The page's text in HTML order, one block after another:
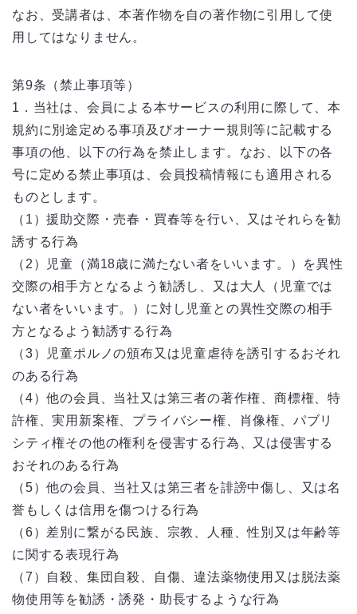
なお、受講者は、本著作物を自の著作物に引用して使
用してはなりません。
第9条（禁止事項等）
1．当社は、会員による本サービスの利用に際して、本
規約に別途定める事項及びオーナー規則等に記載する
事項の他、以下の行為を禁止します。なお、以下の各
号に定める禁止事項は、会員投稿情報にも適用される
ものとします。
（1）援助交際・売春・買春等を行い、又はそれらを勧
誘する行為
（2）児童（満18歳に満たない者をいいます。）を異性
交際の相手方となるよう勧誘し、又は大人（児童では
ない者をいいます。）に対し児童との異性交際の相手
方となるよう勧誘する行為
（3）児童ポルノの頒布又は児童虐待を誘引するおそれ
のある行為
（4）他の会員、当社又は第三者の著作権、商標権、特
許権、実用新案権、プライバシー権、肖像権、パブリ
シティ権その他の権利を侵害する行為、又は侵害する
おそれのある行為
（5）他の会員、当社又は第三者を誹謗中傷し、又は名
誉もしくは信用を傷つける行為
（6）差別に繋がる民族、宗教、人種、性別又は年齢等
に関する表現行為
（7）自殺、集団自殺、自傷、違法薬物使用又は脱法薬
物使用等を勧誘・誘発・助長するような行為